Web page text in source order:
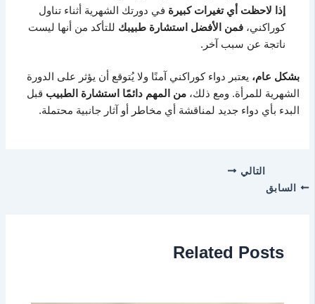
إذا لاحظت أي تغيرات كبيرة في دورتك الشهرية أثناء تناول
كوراكني،فمن الأفضل استشارة طبيبك للتأكد من أنها ليست
ناتجة عن سبب آخر.
بشكل عام، يعتبر دواء كوراكني آمنًا ولا يُتوقع أن يؤثر على الدورة
الشهرية للمرأة. ومع ذلك،من المهم دائمًا استشارة الطبيب قبل
البدء بأي دواء جديد لمناقشة أي مخاطر أو آثار جانبية محتملة.
السابق
التالي
Related Posts